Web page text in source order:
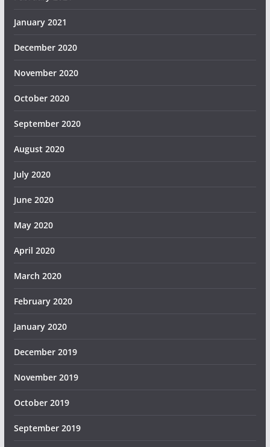
January 2021
December 2020
November 2020
October 2020
September 2020
August 2020
July 2020
June 2020
May 2020
April 2020
March 2020
February 2020
January 2020
December 2019
November 2019
October 2019
September 2019